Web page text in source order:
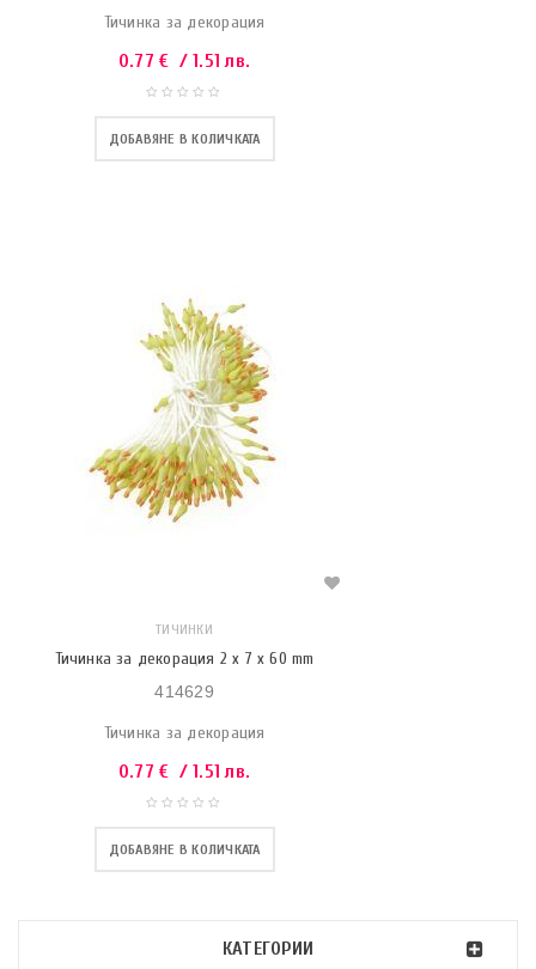
КАТЕГОРИИ
Тичинка за декорация
0.77€ / 1.51 лв.
ДОБАВЯНЕ В КОЛИЧКАТА
ТИЧИНКИ
Тичинка за декорация 2 x 7 x 60 mm
414629
Тичинка за декорация
0.77€ / 1.51 лв.
ДОБАВЯНЕ В КОЛИЧКАТА